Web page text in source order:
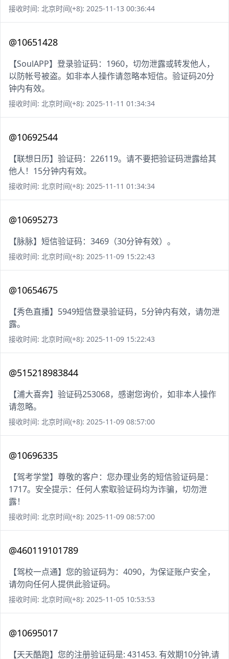
接收时间: 北京时间(+8): 2025-11-13 00:36:44
@10651428
【SoulAPP】登录验证码：1960，切勿泄露或转发他人，
以防帐号被盗。如非本人操作请忽略本短信。验证码20分
钟内有效。
接收时间: 北京时间(+8): 2025-11-11 01:34:34
@10692544
【联想日历】验证码：226119。请不要把验证码泄露给其
他人！15分钟内有效。
接收时间: 北京时间(+8): 2025-11-11 01:34:34
@10695273
【脉脉】短信验证码：3469（30分钟有效）。
接收时间: 北京时间(+8): 2025-11-09 15:22:43
@10654675
【秀色直播】5949短信登录验证码，5分钟内有效，请勿泄
露。
接收时间: 北京时间(+8): 2025-11-09 15:22:43
@515218983844
【浦大喜奔】验证码253068，感谢您询价，如非本人操作
请忽略。
接收时间: 北京时间(+8): 2025-11-09 08:57:00
@10696335
【驾考学堂】尊敬的客户：您办理业务的短信验证码是：
1717。安全提示：任何人索取验证码均为诈骗，切勿泄
露！
接收时间: 北京时间(+8): 2025-11-09 08:57:00
@460119101789
【驾校一点通】您的验证码为：4090，为保证账户安全，
请勿向任何人提供此验证码。
接收时间: 北京时间(+8): 2025-11-05 10:53:53
@10695017
【天天酷跑】您的注册验证码是: 431453. 有效期10分钟,请